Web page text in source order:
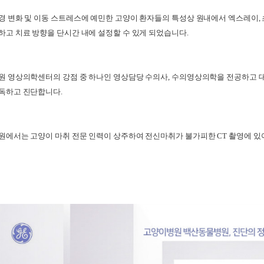
변화 및 이동 스트레스에 예민한 고양이 환자들의 특성상 원내에서 엑스레이
고 치료 방향을 단시간 내에 설정할 수 있게 되었습니다.
영상의학센터의 강점 중 하나인 영상담당 수의사, 수의영상의학을 전공하고
하고 진단합니다.
에서는 고양이 마취 전문 인력이 상주하여 전신마취가 불가피한 CT 촬영에